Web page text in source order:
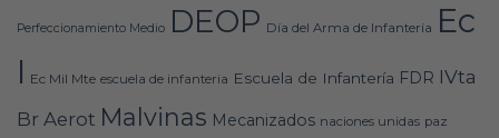
Perfeccionamiento Medio DEOP Día del Arma de Infantería Ec
I Ec Mil Mte escuela de infanteria Escuela de Infantería FDR IVta
Br Aerot Malvinas Mecanizados naciones unidas paz